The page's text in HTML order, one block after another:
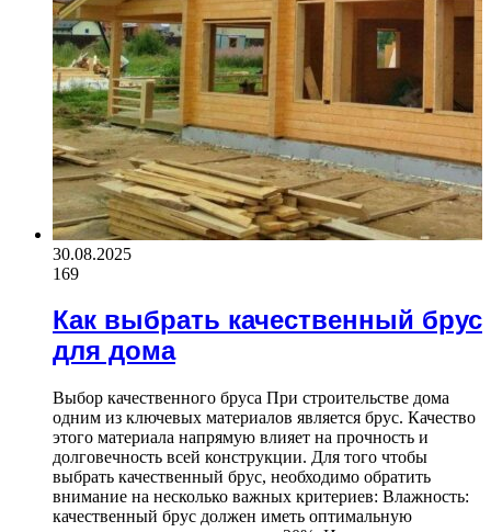
30.08.2025
169
Как выбрать качественный брус
для дома
Выбор качественного бруса При строительстве дома
одним из ключевых материалов является брус. Качество
этого материала напрямую влияет на прочность и
долговечность всей конструкции. Для того чтобы
выбрать качественный брус, необходимо обратить
внимание на несколько важных критериев: Влажность:
качественный брус должен иметь оптимальную